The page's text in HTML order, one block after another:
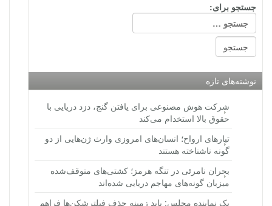
جستجو برای:
نوشته‌های تازه
شرکت هوش مصنوعی برای یافتن گنج، دزد دریایی با
حقوق بالا استخدام می‌کند
تبارهای ارواح؛ انسان‌های امروزی وارث ژن‌هایی از دو
گونه ناشناخته هستند
بحران نامرئی در تنگه هرمز؛ کشتی‌های متوقف‌شده
میزبان گونه‌های مهاجم دریایی شده‌اند
یک نماینده مجلس: باید زمینه حذف فیلترشکن‌ها فراهم